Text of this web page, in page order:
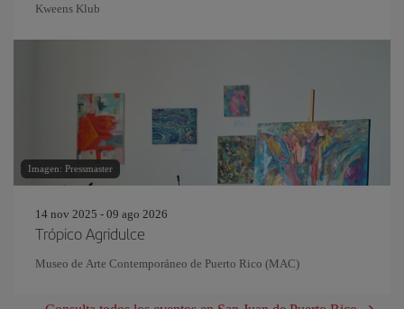
Kweens Klub
Imagen: Pressmaster
14 nov 2025 - 09 ago 2026
Trópico Agridulce
Museo de Arte Contemporáneo de Puerto Rico (MAC)